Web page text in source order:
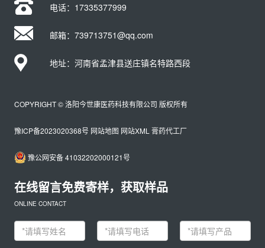
电话： 17335377999
邮箱：739713751@qq.com
地址：河南省孟津县送庄镇名特路西段
COPYRIGHT © 洛阳今世康医药科技有限公司 版权所有
豫ICP备2023020368号 网站地图 网站XML 膏药代工厂
豫公网安备 41032202000121号
在线留言免费寄样，获取样品
ONLINE CONTACT